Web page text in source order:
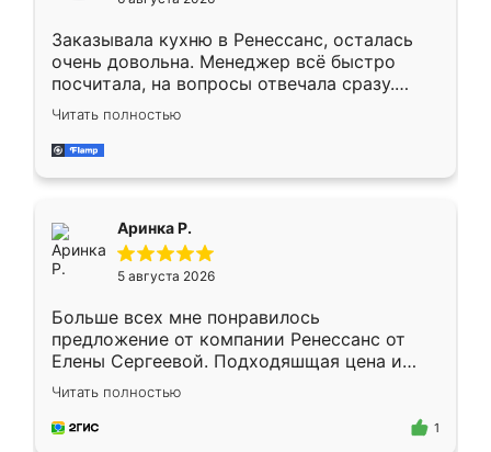
Заказывала кухню в Ренессанс, осталась
очень довольна. Менеджер всё быстро
посчитала, на вопросы отвечала сразу.
Замерщик приехал в субботу, подошёл к
делу со всей ответственностью. Собрали
за день, ребята работали аккуратно, даже
Читать полностью
Аринка Р.
5 августа 2026
Больше всех мне понравилось
предложение от компании Ренессанс от
Елены Сергеевой. Подходяшщая цена и
короткие сроки изготовления. Приехавший
для замера сотрудник Владислав
предложил по моему эскизу самый
Читать полностью
1